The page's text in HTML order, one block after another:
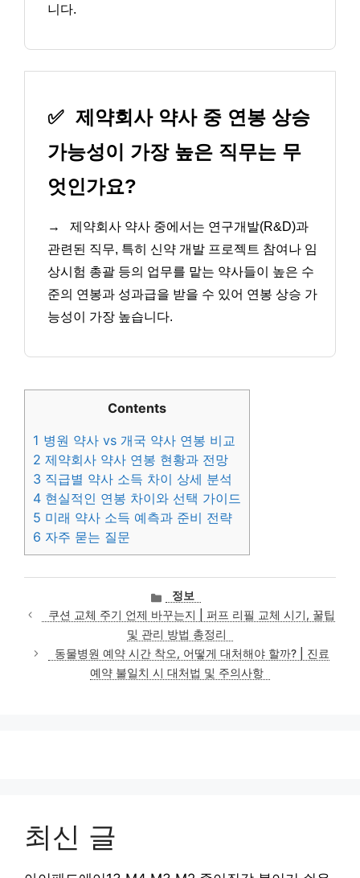
니다.
✅ 제약회사 약사 중 연봉 상승
가능성이 가장 높은 직무는 무
엇인가요?
→
제약회사 약사 중에서는 연구개발(R&D)과
관련된 직무, 특히 신약 개발 프로젝트 참여나 임
상시험 총괄 등의 업무를 맡는 약사들이 높은 수
준의 연봉과 성과급을 받을 수 있어 연봉 상승 가
능성이 가장 높습니다.
Contents
1 병원 약사 vs 개국 약사 연봉 비교
2 제약회사 약사 연봉 현황과 전망
3 직급별 약사 소득 차이 상세 분석
4 현실적인 연봉 차이와 선택 가이드
5 미래 약사 소득 예측과 준비 전략
6 자주 묻는 질문
카
테
고
리
정보
쿠션 교체 주기 언제 바꾸는지 | 퍼프 리필 교체 시기, 꿀팁
및 관리 방법 총정리
동물병원 예약 시간 착오, 어떻게 대처해야 할까? | 진료
예약 불일치 시 대처법 및 주의사항
최신 글